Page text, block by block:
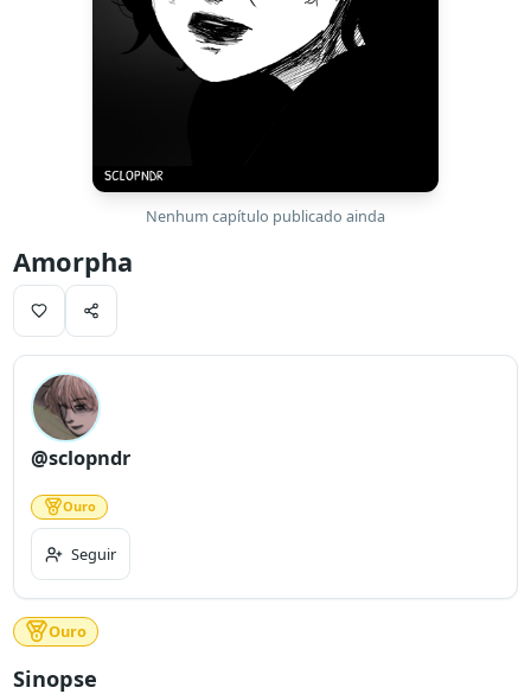
Nenhum capítulo publicado ainda
Amorpha
@sclopndr
Ouro
Seguir
Ouro
Sinopse